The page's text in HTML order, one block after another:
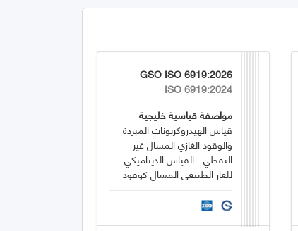
GSO ISO 6919:2026
ISO 6919:2024
مواصفة قياسية خليجية
قياس الهيدروكربونات المبردة
والوقود الغازي المسال غير
النفطي - القياس الديناميكي
للغاز الطبيعي المسال كوقود
بحري - التزويد بالوقود من
شاحنة إلى سفينة (TTS)